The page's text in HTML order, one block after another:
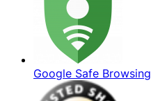
Google Safe Browsing